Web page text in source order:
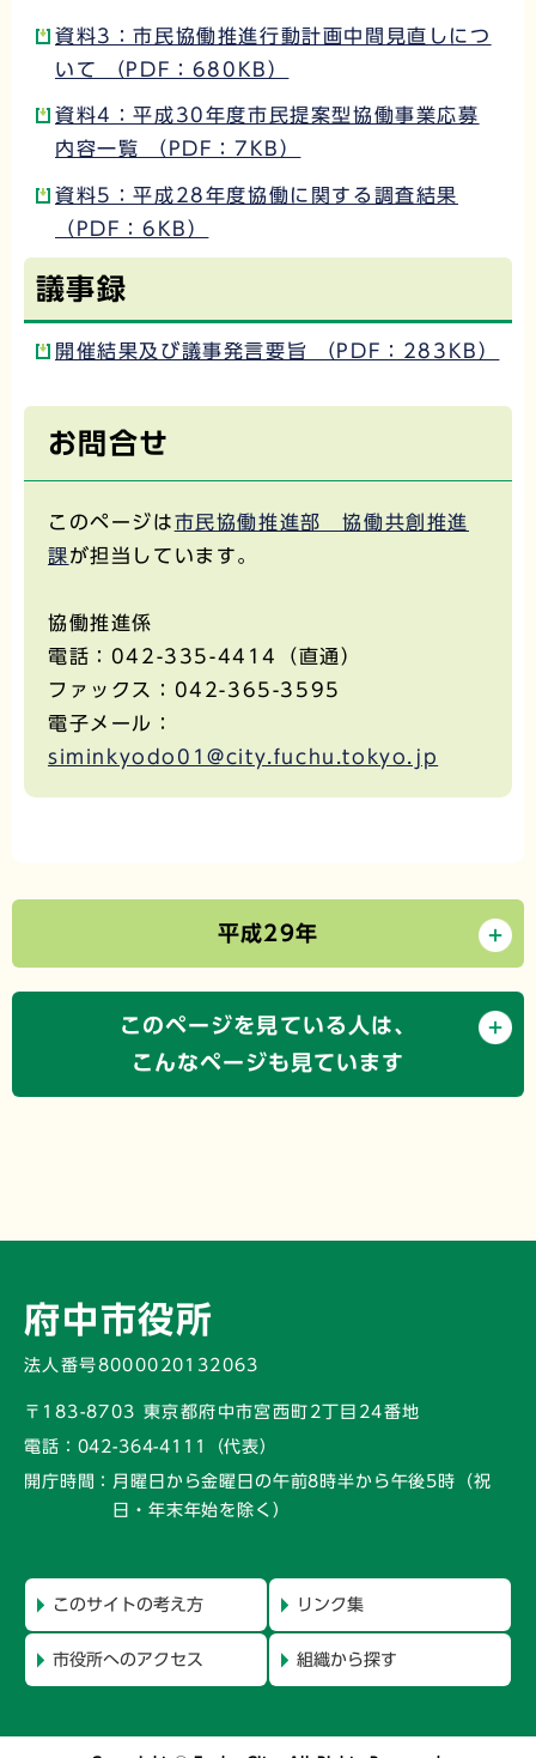
資料3：市民協働推進行動計画中間見直しにつ
いて （PDF：680KB）
資料4：平成30年度市民提案型協働事業応募
内容一覧 （PDF：7KB）
資料5：平成28年度協働に関する調査結果
（PDF：6KB）
議事録
開催結果及び議事発言要旨 （PDF：283KB）
お問合せ
このページは市民協働推進部 協働共創推進
課が担当しています。
協働推進係
電話：042-335-4414（直通）
ファックス：042-365-3595
電子メール：
siminkyodo01@city.fuchu.tokyo.jp
平成29年
このページを見ている人は、
こんなページも見ています
府中市役所
法人番号8000020132063
〒183-8703 東京都府中市宮西町2丁目24番地
電話： 042-364-4111（代表）
開庁時間： 月曜日から金曜日の午前8時半から午後5時 （祝
日・年末年始を除く）
このサイトの考え方 リンク集
市役所へのアクセス 組織から探す